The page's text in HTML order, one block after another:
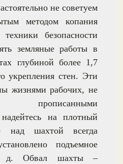
не советуем
методом копания
безопасности
земляные работы в
глубиной более 1,7
укрепления стен. Эти
жизнями рабочих, не
прописанными
на плотный
над шахтой всегда
подъемное
д. Обвал шахты –